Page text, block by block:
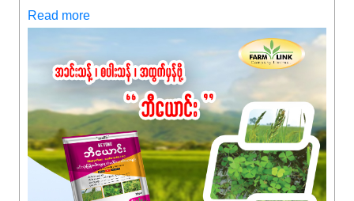
စရိတ်တွေကလည်း တက်နေတဲ့ဒီလိုအချိန်မှာ သွင်းအားစုဖိုး
ကို လျှော့ချပြီး အထွက်နှုန်းကို ထိန်းထားနိုင်မှ ဦးကြီးတို့
အဆင်ပြေမှာနော် ✔️ဒါကြောင့် ကိုယ်သုံးသမျှ ကိုယ့်အတွက်
အကျိုးရစေမယ့် အရည်အသွေးစိတ်ချရတဲ့ သွင်းအားစု
ပစ္စည်းတွေကိုပဲ ရွေးချယ်သုံးသင့်ပါတယ်။
Read more